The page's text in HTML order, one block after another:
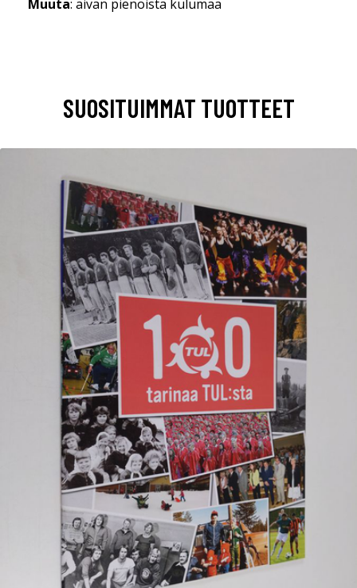
Muuta: aivan pienoista kulumaa
SUOSITUIMMAT TUOTTEET